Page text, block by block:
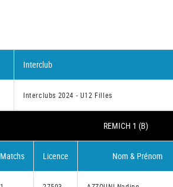
Interclub
Interclubs 2024 - U12 Filles
REMICH 1 (B)
Matchs Licence Nom & Prénom